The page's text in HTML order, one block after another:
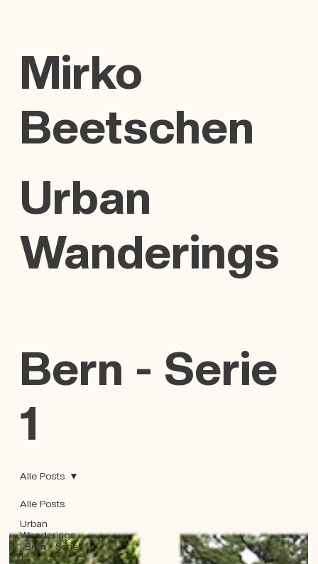
Alle Posts
Urban
Wanderings
| Bern - Serie
1
Alle Posts
Mirko
Beetschen
Urban
Wanderings
Bern - Serie
1